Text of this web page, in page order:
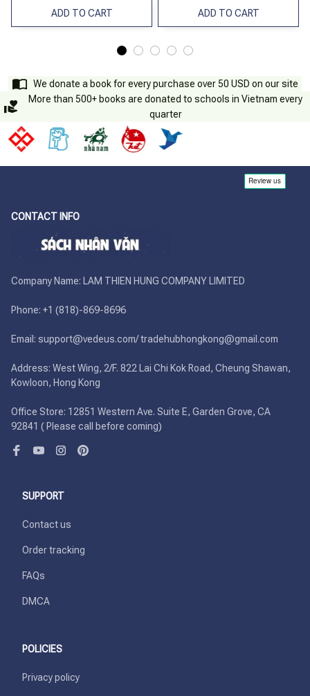
ADD TO CART ADD TO CART
We donate a book for every purchase over 50 USD on our site
More than 500+ books are donated to schools in Vietnam every
quarter
CONTACT INFO
Company Name: LAM THIEN HUNG COMPANY LIMITED
Phone: +1 (818)-869-8696
Email: support@vedeus.com/ tradehubhongkong@gmail.com
Address: West Wing, 2/F. 822 Lai Chi Kok Road, Cheung Shawan,
Kowloon, Hong Kong
Office Store: 12851 Western Ave. Suite E, Garden Grove, CA
92841 ( Please call before coming)
SUPPORT
Contact us
Order tracking
FAQs
DMCA
POLICIES
Privacy policy